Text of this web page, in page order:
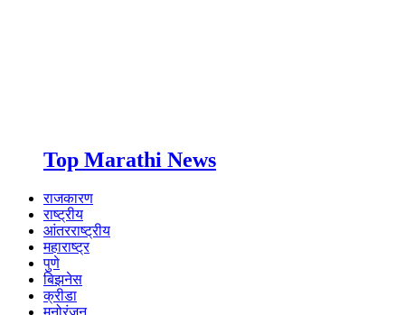
Top Marathi News
राजकारण
राष्ट्रीय
आंतरराष्ट्रीय
महाराष्ट्र
पुणे
बिझनेस
क्रीडा
मनोरंजन